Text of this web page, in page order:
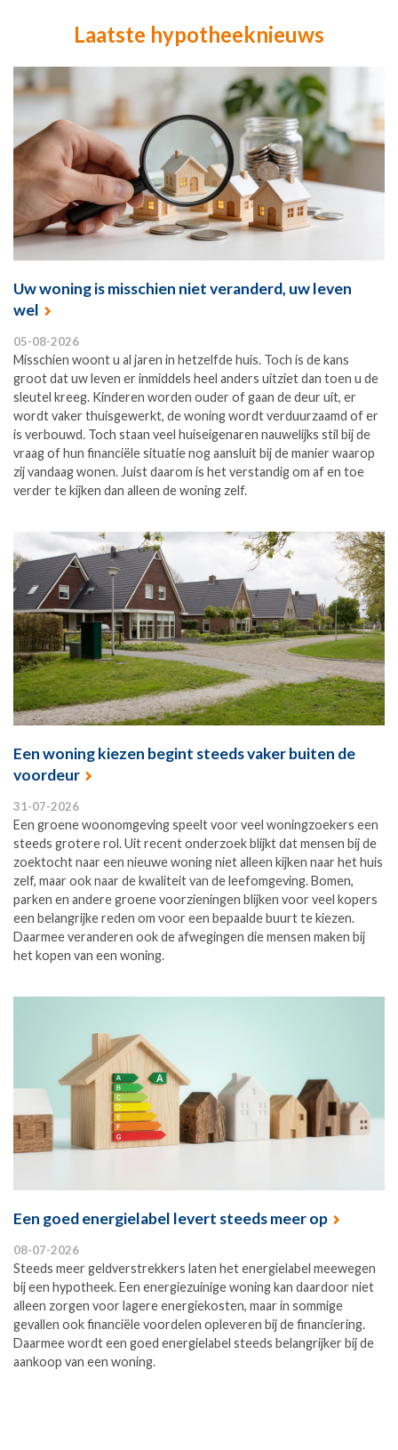
Laatste hypotheeknieuws
Uw woning is misschien niet veranderd, uw leven
wel
05-08-2026
Misschien woont u al jaren in hetzelfde huis. Toch is de kans
groot dat uw leven er inmiddels heel anders uitziet dan toen u de
sleutel kreeg. Kinderen worden ouder of gaan de deur uit, er
wordt vaker thuisgewerkt, de woning wordt verduurzaamd of er
is verbouwd. Toch staan veel huiseigenaren nauwelijks stil bij de
vraag of hun financiële situatie nog aansluit bij de manier waarop
zij vandaag wonen. Juist daarom is het verstandig om af en toe
verder te kijken dan alleen de woning zelf.
Een woning kiezen begint steeds vaker buiten de
voordeur
31-07-2026
Een groene woonomgeving speelt voor veel woningzoekers een
steeds grotere rol. Uit recent onderzoek blijkt dat mensen bij de
zoektocht naar een nieuwe woning niet alleen kijken naar het huis
zelf, maar ook naar de kwaliteit van de leefomgeving. Bomen,
parken en andere groene voorzieningen blijken voor veel kopers
een belangrijke reden om voor een bepaalde buurt te kiezen.
Daarmee veranderen ook de afwegingen die mensen maken bij
het kopen van een woning.
Een goed energielabel levert steeds meer op
08-07-2026
Steeds meer geldverstrekkers laten het energielabel meewegen
bij een hypotheek. Een energiezuinige woning kan daardoor niet
alleen zorgen voor lagere energiekosten, maar in sommige
gevallen ook financiële voordelen opleveren bij de financiering.
Daarmee wordt een goed energielabel steeds belangrijker bij de
aankoop van een woning.